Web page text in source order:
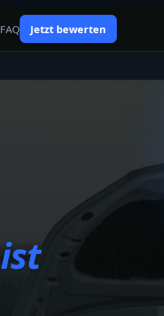
FAQ Jetzt bewerten